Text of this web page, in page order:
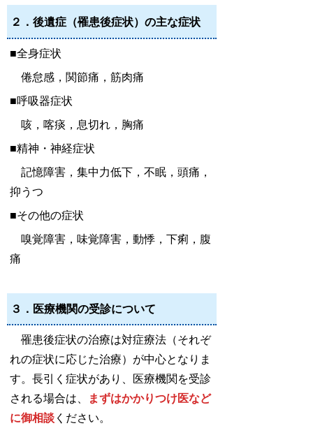
２．後遺症（罹患後症状）の主な症状
■全身症状
倦怠感，関節痛，筋肉痛
■呼吸器症状
咳，喀痰，息切れ，胸痛
■精神・神経症状
記憶障害，集中力低下，不眠，頭痛，
抑うつ
■その他の症状
嗅覚障害，味覚障害，動悸，下痢，腹
痛
３．医療機関の受診について
罹患後症状の治療は対症療法（それぞ
れの症状に応じた治療）が中心となりま
す。長引く症状があり、医療機関を受診
される場合は、
まずはかかりつけ医など
に御相談 ください。